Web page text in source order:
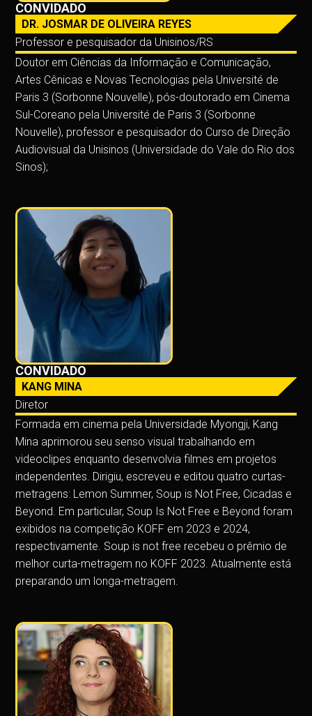
CONVIDADO
DR. JOSMAR DE OLIVEIRA REYES
Professor e pesquisador da Unisinos/RS
Doutor em Ciências da Informação e Comunicação,
Artes Cênicas e Novas Tecnologias pela Université de
Paris 3 (Sorbonne Nouvelle), pós-doutorado em Cinema
Sul-Coreano pela Université de Paris 3 (Sorbonne
Nouvelle), professor e pesquisador do Curso de Direção
Audiovisual da Unisinos (Universidade do Vale do Rio dos
Sinos);
CONVIDADO
KANG MINA
Diretor
Formada em cinema pela Universidade Myongji, Kang
Mina aprimorou seu senso visual trabalhando em
videoclipes enquanto desenvolvia filmes em projetos
independentes. Dirigiu, escreveu e editou quatro curtas-
metragens: Lemon Summer, Soup is Not Free, Cicadas e
Beyond. Em particular, Soup Is Not Free e Beyond foram
exibidos na competição KOFF em 2023 e 2024,
respectivamente. Soup is not free recebeu o prêmio de
melhor curta-metragem no KOFF 2023. Atualmente está
preparando um longa-metragem.